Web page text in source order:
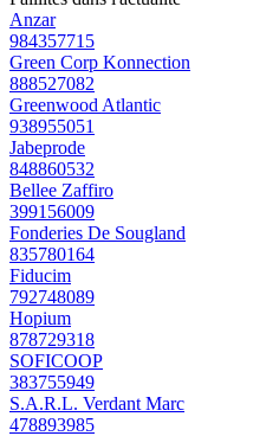
Anzar
984357715
Green Corp Konnection
888527082
Greenwood Atlantic
938955051
Jabeprode
848860532
Bellee Zaffiro
399156009
Fonderies De Sougland
835780164
Fiducim
792748089
Hopium
878729318
SOFICOOP
383755949
S.A.R.L. Verdant Marc
478893985